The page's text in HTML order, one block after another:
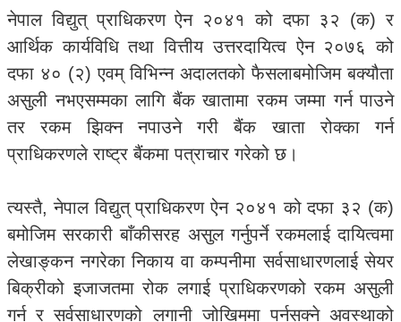
नेपाल विद्युत् प्राधिकरण ऐन २०४१ को दफा ३२ (क) र
आर्थिक कार्यविधि तथा वित्तीय उत्तरदायित्व ऐन २०७६ को
दफा ४० (२) एवम् विभिन्न अदालतको फैसलाबमोजिम बक्यौता
असुली नभएसम्मका लागि बैंक खातामा रकम जम्मा गर्न पाउने
तर रकम झिक्न नपाउने गरी बैंक खाता रोक्का गर्न
प्राधिकरणले राष्ट्र बैंकमा पत्राचार गरेको छ।
त्यस्तै, नेपाल विद्युत् प्राधिकरण ऐन २०४१ को दफा ३२ (क)
बमोजिम सरकारी बाँकीसरह असुल गर्नुपर्ने रकमलाई दायित्वमा
लेखाङ्कन नगरेका निकाय वा कम्पनीमा सर्वसाधारणलाई सेयर
बिक्रीको इजाजतमा रोक लगाई प्राधिकरणको रकम असुली
गर्न र सर्वसाधारणको लगानी जोखिममा पर्नसक्ने अवस्थाको